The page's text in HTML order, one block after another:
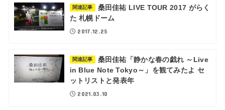
関連記事
桑田佳祐 LIVE TOUR 2017 がらく
た 札幌ドーム
2017.12.25
関連記事
桑田佳祐「静かな春の戯れ ～Live
in Blue Note Tokyo～」を観てみたよ セ
ットリストと発表年
2021.03.10